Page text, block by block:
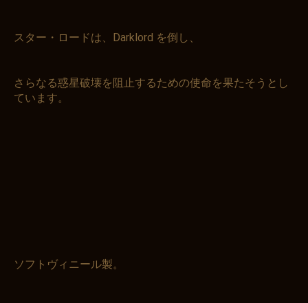
スター・ロードは、Darklord を倒し、
さらなる惑星破壊を阻止するための使命を果たそうとし
ています。
ソフトヴィニール製。